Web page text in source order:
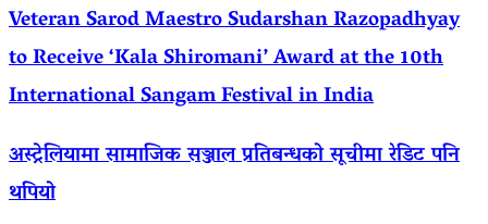
Veteran Sarod Maestro Sudarshan Razopadhyay
to Receive ‘Kala Shiromani’ Award at the 10th
International Sangam Festival in India
अस्ट्रेलियामा सामाजिक सञ्जाल प्रतिबन्धको सूचीमा रेडिट पनि
थपियो